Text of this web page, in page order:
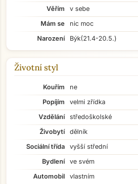
Věřím
v sebe
Mám se
nic moc
Narození
Býk(21.4-20.5.)
Životní styl
Kouřím
ne
Popíjím
velmi zřídka
Vzdělání
středoškolské
Živobytí
dělník
Sociální třída
vyšší střední
Bydlení
ve svém
Automobil
vlastním